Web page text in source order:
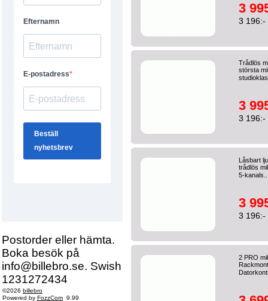
Postorder eller hämta.
Boka besök på
info@billebro.se. Swish
1231272434
©2026 billebro
Powered by FozzCom 9.99
3
3 196:-
Trådlös
största
3
3 196:-
Låsbart
trådlös
5-
3
3 196:-
2 PRO